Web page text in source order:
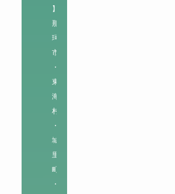
】
那
珂
市
・
東
海
村
・
城
里
町
・